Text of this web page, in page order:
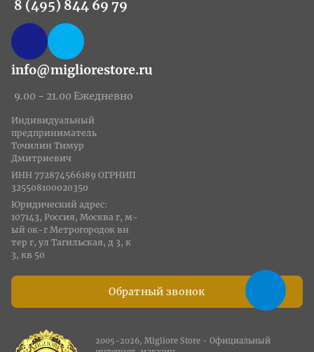
8 (495) 844 69 79
info@migliorestore.ru
9.00 - 21.00 Ежедневно
Обратный звонок
Индивидуальный
предприниматель
Точилин Тимур
Дмитриевич
ИНН 772874566189 ОГРНИП
325508100020350
Юридический адрес:
107143, Россия, Москва г, м-
ый ок-г Метрогородок вн
тер г, ул Тагильская, д 3, к
3, кв 50
2005-2026, Migliore Store - Официальный